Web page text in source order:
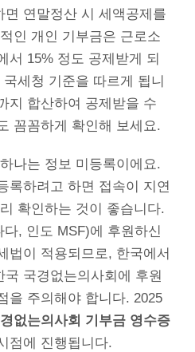
연말정산 시 세액공제를
인 개인 기부금은 근로소
서 15% 정도 공제받게 되
세청 기준을 따르게 됩니
지 합산하여 공제받을 수
꼼꼼하게 확인해 보세요.
나는 정보 미등록이에요.
록하려고 하면 접속이 지연
확인하는 것이 좋습니다.
, 인도 MSF)에 후원하신
법이 적용되므로, 한국에서
국경없는의사회에 후원
을 주의해야 합니다. 2025
없는의사회 기부금 영수증
점에 진행됩니다.